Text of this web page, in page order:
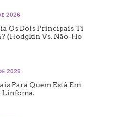
2026
Os Dois Principais Ti
(Hodgkin Vs. Não-Ho
2026
Para Quem Está Em
Linfoma.